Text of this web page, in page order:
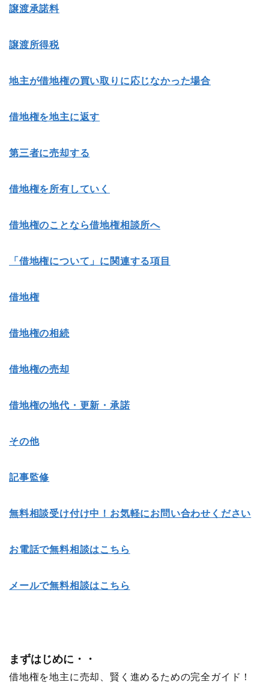
譲渡承諾料
譲渡所得税
地主が借地権の買い取りに応じなかった場合
借地権を地主に返す
第三者に売却する
借地権を所有していく
借地権のことなら借地権相談所へ
「借地権について」に関連する項目
借地権
借地権の相続
借地権の売却
借地権の地代・更新・承諾
その他
記事監修
無料相談受け付け中！お気軽にお問い合わせください
お電話で無料相談はこちら
メールで無料相談はこちら
まずはじめに・・
借地権を地主に売却、賢く進めるための完全ガイド！